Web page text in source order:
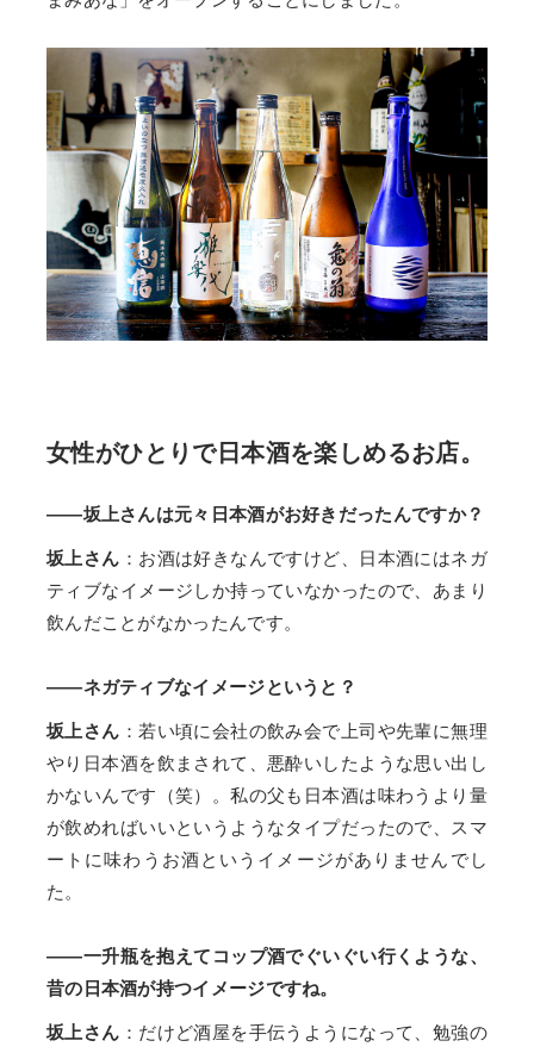
女性がひとりで日本酒を楽しめるお店。
——坂上さんは元々日本酒がお好きだったんですか？
坂上さん ：お酒は好きなんですけど、日本酒にはネガ
ティブなイメージしか持っていなかったので、あまり
飲んだことがなかったんです。
——ネガティブなイメージというと？
坂上さん ：若い頃に会社の飲み会で上司や先輩に無理
やり日本酒を飲まされて、悪酔いしたような思い出し
かないんです（笑）。私の父も日本酒は味わうより量
が飲めればいいというようなタイプだったので、スマ
ートに味わうお酒というイメージがありませんでし
た。
——一升瓶を抱えてコップ酒でぐいぐい行くような、
昔の日本酒が持つイメージですね。
坂上さん ：だけど酒屋を手伝うようになって、勉強の